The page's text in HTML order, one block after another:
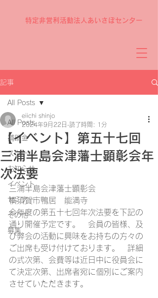
特定非営利活動法人あいさぽセンター
記事
All Posts
補助金
スクール
お知らせ
イベント
セミナー
その他
募集
All Posts
【イベント】第五十七回
三浦半島会津藩士顕彰会年
次法要
eiichi shinjo
2024年9月22日 読了時間: 1分
三浦半島会津藩士顕彰会
横須賀市鴨居　能満寺
今年度の第五十七回年次法要を下記の
通り開催予定です。　会員の皆様、及
び弊会の活動に興味をお持ちの方々の
ご出席も受け付けております。　詳細
の式次第、会費等は近日中に役員会に
て決定次第、出席者宛に個別にご案内
させていただきます。